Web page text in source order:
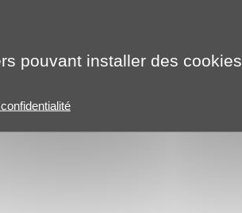
pouvant installer des cookies